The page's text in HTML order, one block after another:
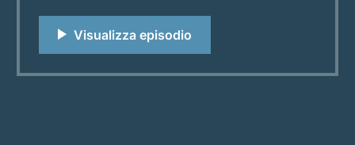
Salomone, il mare è fonte di vita ma anche di
emergono dalle onde, esseri metà uomo